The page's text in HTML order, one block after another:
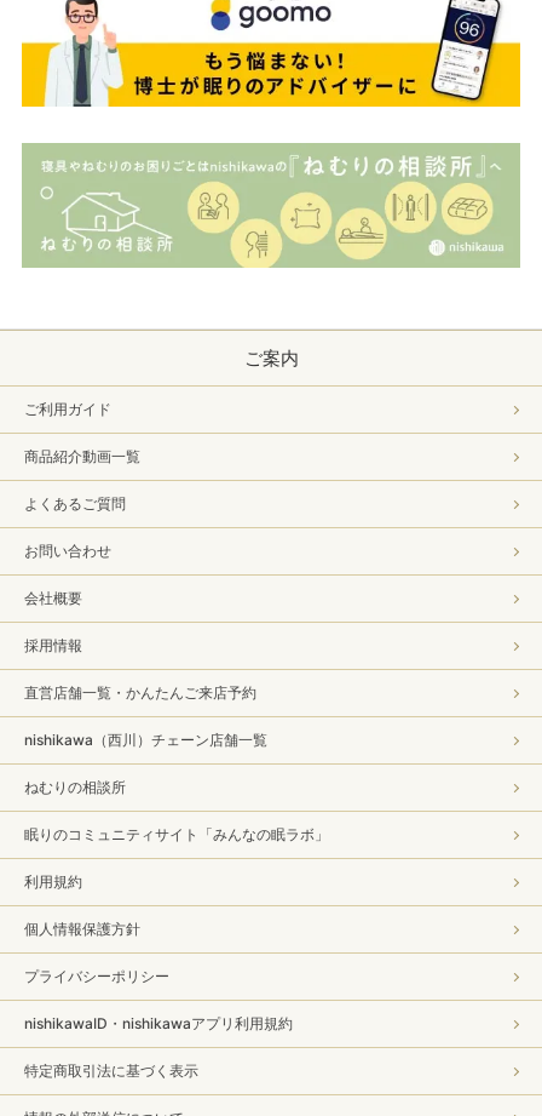
ご案内
ご利用ガイド
商品紹介動画一覧
よくあるご質問
お問い合わせ
会社概要
採用情報
直営店舗一覧・かんたんご来店予約
nishikawa（西川）チェーン店舗一覧
ねむりの相談所
眠りのコミュニティサイト「みんなの眠ラボ」
利用規約
個人情報保護方針
プライバシーポリシー
nishikawaID・nishikawaアプリ利用規約
特定商取引法に基づく表示